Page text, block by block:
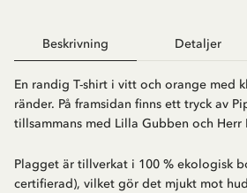
Beskrivning Detaljer
En randig T-shirt i vitt och orange med
ränder. På framsidan finns ett tryck av
tillsammans med Lilla Gubben och Herr
Plagget är tillverkat i 100 % ekologisk
certifierad), vilket gör det mjukt mot